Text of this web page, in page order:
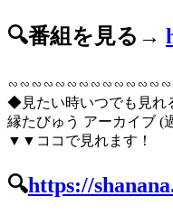
🔍番組を見る→
◆見たい時いつでも見
縁たびゅう アーカイブ (
▼▼ココで見れます！
🔍https://